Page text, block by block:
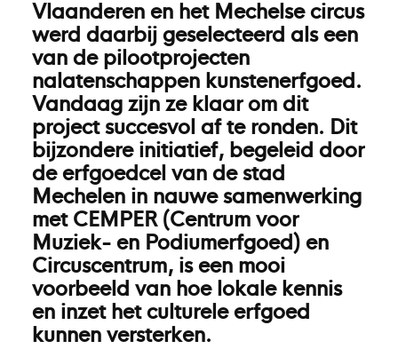
Vlaanderen en het Mechelse circus
werd daarbij geselecteerd als een
van de pilootprojecten
nalatenschappen kunstenerfgoed.
Vandaag zijn ze klaar om dit
project succesvol af te ronden. Dit
bijzondere initiatief, begeleid door
de erfgoedcel van de stad
Mechelen in nauwe samenwerking
met CEMPER (Centrum voor
Muziek- en Podiumerfgoed) en
Circuscentrum, is een mooi
voorbeeld van hoe lokale kennis
en inzet het culturele erfgoed
kunnen versterken.